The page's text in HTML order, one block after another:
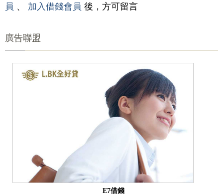
員 、 加入借錢會員 後，方可留言
廣告聯盟
E7借錢